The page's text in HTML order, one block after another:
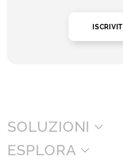
ISCRIVITI
SOLUZIONI
ESPLORA